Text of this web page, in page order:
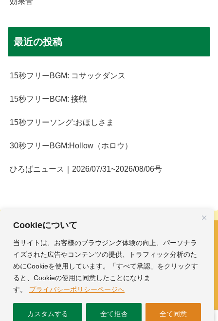
Cookieについて
当サイトは、お客様のブラウジング体験の向上、パーソナラ
イズされた広告やコンテンツの提供、トラフィック分析のた
めにCookieを使用しています。「すべて承認」をクリックす
ると、Cookieの使用に同意したことになりま
す。
プライバシーポリシーページへ
カスタムする 全て拒否 全て同意
最近の投稿
15秒フリーBGM: コサックダンス
15秒フリーBGM: 接戦
15秒フリーソング:おほしさま
30秒フリーBGM:Hollow（ホロウ）
ひろばニュース｜2026/07/31~2026/08/06号
フリーBGM・効果音｜みかんのおんがくひろば
ホーム
おんがく素材
ガイド